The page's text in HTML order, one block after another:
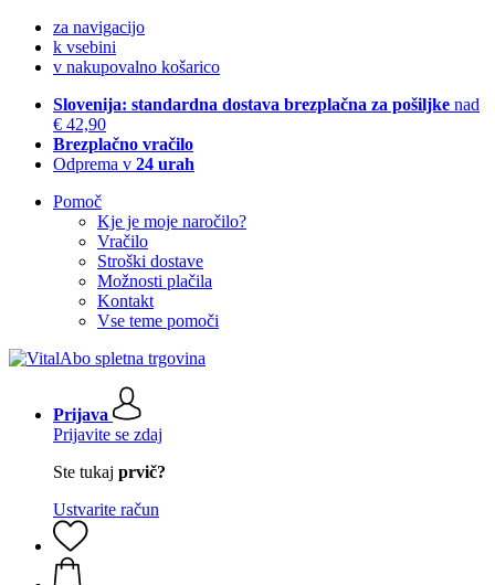
za navigacijo
k vsebini
v nakupovalno košarico
Slovenija: standardna dostava brezplačna za pošiljke nad
€ 42,90
Brezplačno vračilo
Odprema v 24 urah
Pomoč
Kje je moje naročilo?
Vračilo
Stroški dostave
Možnosti plačila
Kontakt
Vse teme pomoči
Prijava
Prijavite se zdaj
Ste tukaj prvič?
Ustvarite račun